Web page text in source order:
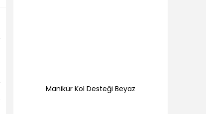
Manikür Kol Desteği Beyaz